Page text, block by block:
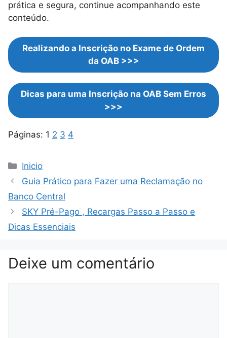
prática e segura, continue acompanhando este
conteúdo.
Realizando a Inscrição no Exame de Ordem
da OAB >>>
Dicas para uma Inscrição na OAB Sem Erros
>>>
Páginas: 1 2 3 4
Categorias
Inicio
Guia Prático para Fazer uma Reclamação no
Banco Central
SKY Pré-Pago , Recargas Passo a Passo e
Dicas Essenciais
Deixe um comentário